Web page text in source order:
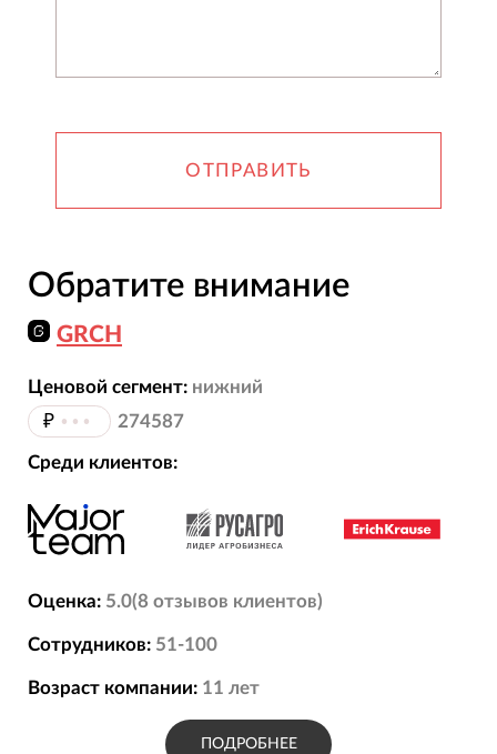
ОТПРАВИТЬ
Обратите внимание
GRCH
Ценовой сегмент: нижний
₽ ••• 274587
Среди клиентов:
Оценка: 5.0(8 отзывов клиентов)
Сотрудников: 51-100
Возраст компании: 11 лет
ПОДРОБНЕЕ